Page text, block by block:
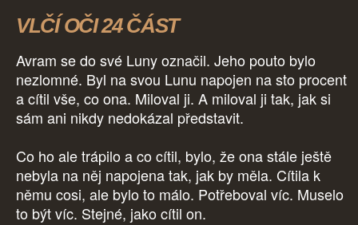
VLČÍ OČI 24 ČÁST
Avram se do své Luny označil. Jeho pouto bylo
nezlomné. Byl na svou Lunu napojen na sto procent
a cítil vše, co ona. Miloval ji. A miloval ji tak, jak si
sám ani nikdy nedokázal představit.
Co ho ale trápilo a co cítil, bylo, že ona stále ještě
nebyla na něj napojena tak, jak by měla. Cítila k
němu cosi, ale bylo to málo. Potřeboval víc. Muselo
to být víc. Stejné, jako cítil on.